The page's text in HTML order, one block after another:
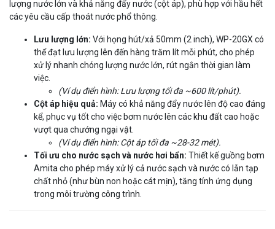
lượng nước lớn và khả năng đẩy nước (cột áp), phù hợp với hầu hết
các yêu cầu cấp thoát nước phổ thông.
Lưu lượng lớn: Với họng hút/xả 50mm (2 inch), WP-20GX có
thể đạt lưu lượng lên đến hàng trăm lít mỗi phút, cho phép
xử lý nhanh chóng lượng nước lớn, rút ngắn thời gian làm
việc.
(Ví dụ điển hình: Lưu lượng tối đa ~600 lít/phút).
Cột áp hiệu quả: Máy có khả năng đẩy nước lên độ cao đáng
kể, phục vụ tốt cho việc bơm nước lên các khu đất cao hoặc
vượt qua chướng ngại vật.
(Ví dụ điển hình: Cột áp tối đa ~28-32 mét).
Tối ưu cho nước sạch và nước hơi bẩn: Thiết kế guồng bơm
Amita cho phép máy xử lý cả nước sạch và nước có lẫn tạp
chất nhỏ (như bùn non hoặc cát mịn), tăng tính ứng dụng
trong môi trường công trình.